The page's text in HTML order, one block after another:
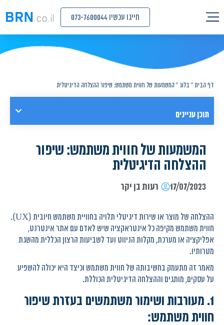
חייגו עכשיו 073-7600044
דף הבית » בלוג » המשמעות של חווית משתמש: שיפור ההצלחה הדיגיטלית
המשמעות של חווית משתמש: שיפור
ההצלחה הדיגיטלית
17/07/2023 רעות בן יקר
ההצלחה של מוצר או שירות דיגיטלי תלויה בחוויית משתמש חיובית (UX).
חווית משתמש מקיפה כל אינטראקציה שיש לאדם עם אתר אינטרנט,
אפליקציה או מערכת, מקלות הניווט ועד לשביעות הרצון הכללית מהשגת
מטרותיו.
מאמר זה מתעמק בחשיבותה של חווית משתמש וכיצד היא יכולה להשפיע
על עסקים, מותגים וההצלחה הדיגיטלית הכוללת.
1. מעורבות ושימור משתמשים בעזרת שיפור
חווית משתמש:
תוכן עניינים